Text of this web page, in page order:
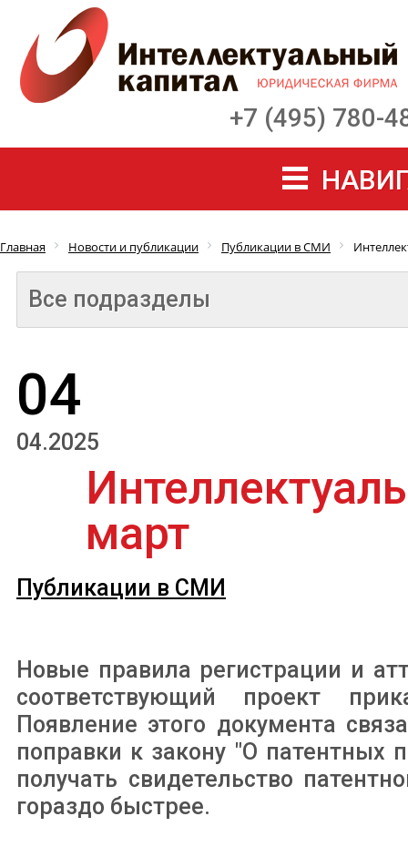
+7 (495) 780-
Главная Новости и публикации Публикации в СМИ
04
04.2025
март
Публикации в СМИ
Новые правила регистрации и
соответствующий проект
Появление этого документа
поправки к закону "О патентных
получать свидетельство
гораздо быстрее.
Все подразделы